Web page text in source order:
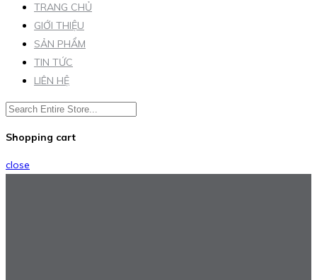
TRANG CHỦ
GIỚI THIỆU
SẢN PHẨM
TIN TỨC
LIÊN HỆ
Shopping cart
close